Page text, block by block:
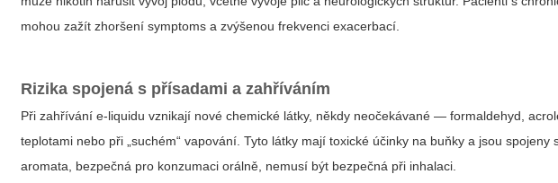
mohou zažít zhoršení symptoms a zvýšenou frekvenci exacerbací.
Rizika spojená s přísadami a zahříváním
Při zahřívání e-liquidu vznikají nové chemické látky, někdy neočekávané — formaldehyd,
teplotami nebo při „suchém“ vapování. Tyto látky mají toxické účinky na buňky a jsou
aromata, bezpečná pro konzumaci orálně, nemusí být bezpečná při inhalaci.